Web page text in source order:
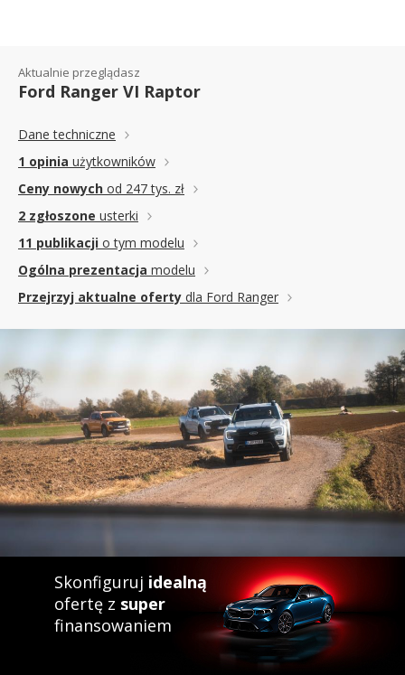
Aktualnie przeglądasz
Ford Ranger VI Raptor
Dane techniczne
1 opinia użytkowników
Ceny nowych od 247 tys. zł
2 zgłoszone usterki
11 publikacji o tym modelu
Ogólna prezentacja modelu
Przejrzyj aktualne oferty dla Ford Ranger
Skonfiguruj idealną
ofertę z super
finansowaniem